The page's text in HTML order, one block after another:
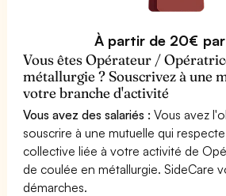
À partir de 20€
Vous êtes Opérateur /
métallurgie ? Souscrivez à une
votre branche d'activité
Vous avez des salariés : Vous avez
souscrire à une mutuelle qui
collective liée à votre activité de
de coulée en métallurgie. SideCare
démarches.